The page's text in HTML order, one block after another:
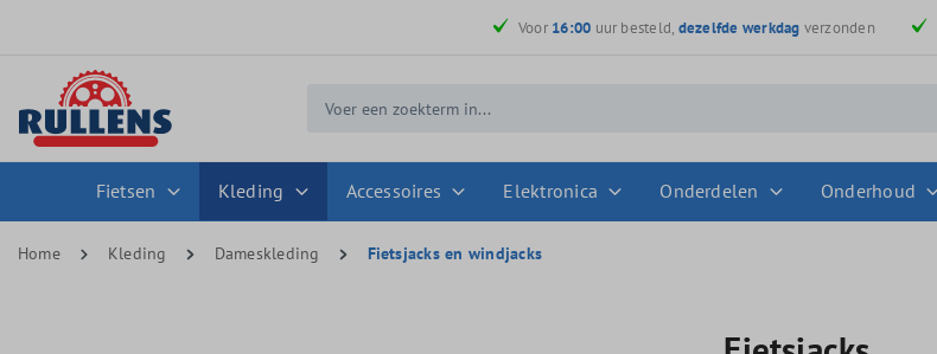
Voor 16:00 uur besteld, dezelfde werkdag verzonden
Fietsen Kleding Accessoires Elektronica Onderdelen Onderhoud
Home Kleding Dameskleding Fietsjacks en windjacks